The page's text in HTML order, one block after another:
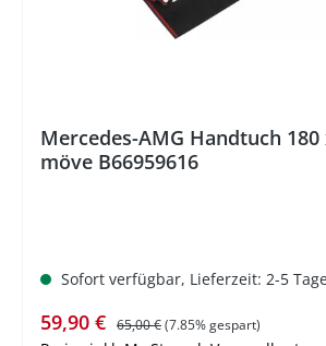
Mercedes-AMG Handtuch
möve B66959616
Sofort verfügbar, Lieferzeit: 2-5
Verkaufspreis:
59,90 € Regulärer Preis:
65,00 €(7.85% gespart)